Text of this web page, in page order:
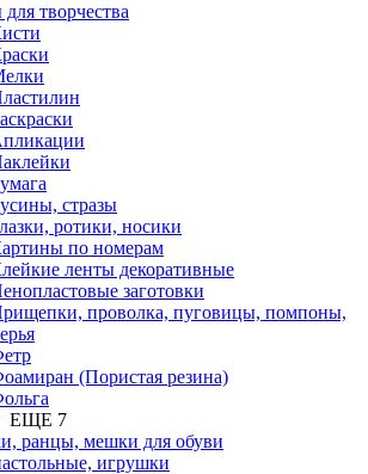
творчества
стразы
ротики, носики
по номерам
ленты декоративные
заготовки
проволка, пуговицы, помпоны,
(Пористая резина)
ЕЩЕ 7
ранцы, мешки для обуви
игрушки